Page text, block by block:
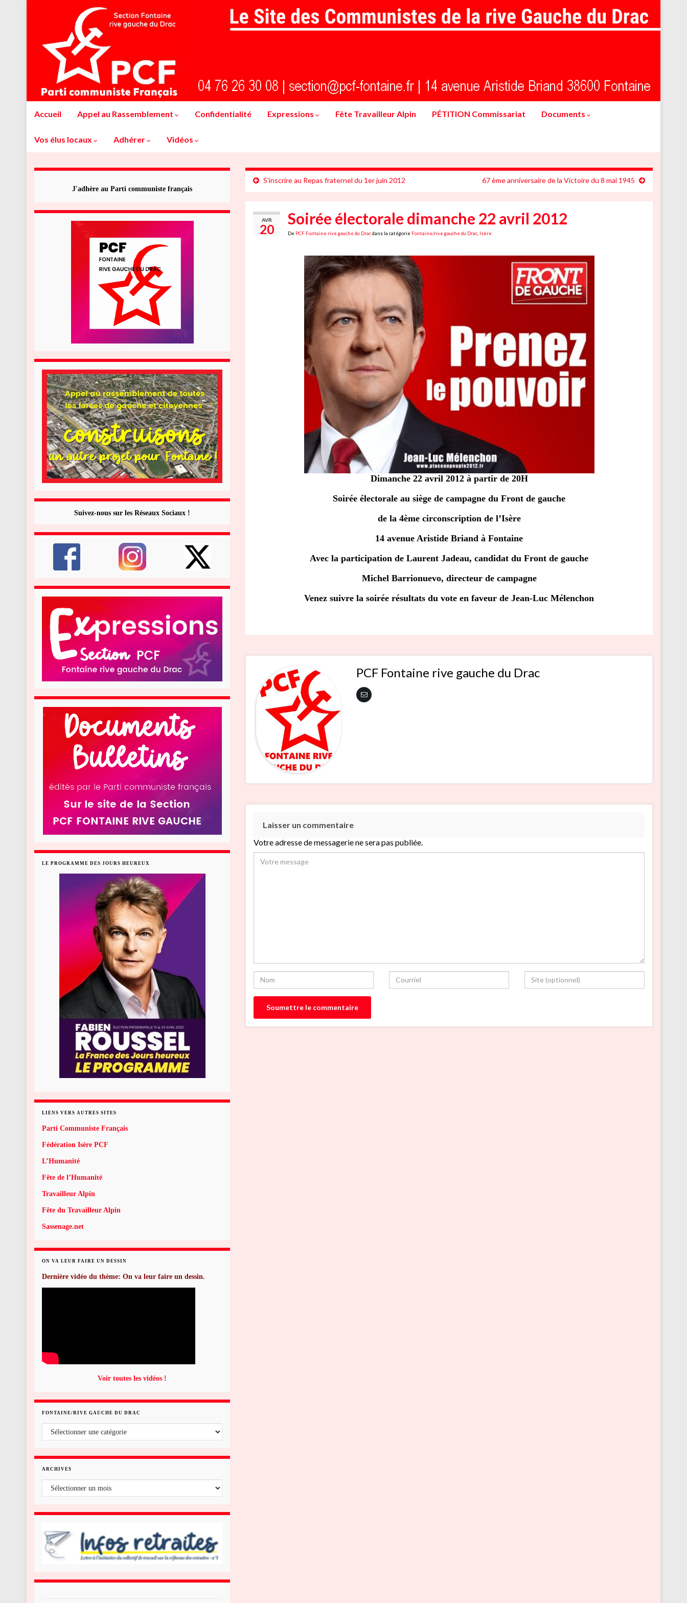
Accueil Appel au Rassemblement Confidentialité Expressions Fête Travailleur Alpin PÉTITION Commissariat Documents
Vos élus locaux Adhérer Vidéos
S’inscrire au Repas fraternel du 1er juin 2012 67 ème anniversaire de la Victoire du 8 mai 1945
AVR
20
Soirée électorale dimanche 22 avril 2012
De PCF Fontaine rive gauche du Dracdans la catégorie Fontaine/rive gauche du Drac Isère
Dimanche 22 avril 2012 à partir de 20H
Soirée électorale au siège de campagne du Front de gauche
de la 4ème circonscription de l’Isère
14 avenue Aristide Briand à Fontaine
Avec la participation de Laurent Jadeau, candidat du Front de gauche
Michel Barrionuevo, directeur de campagne
Venez suivre la soirée résultats du vote en faveur de Jean-Luc Mélenchon
PCF Fontaine rive gauche du Drac
Laisser un commentaire
Votre adresse de messagerie ne sera pas publiée.
J'adhère au Parti communiste français
Suivez-nous sur les Réseaux Sociaux !
LE PROGRAMME DES JOURS HEUREUX
LIENS VERS AUTRES SITES
Parti Communiste Français
Fédération Isère PCF
L’Humanité
Fête de l’Humanité
Travailleur Alpin
Fête du Travailleur Alpin
Sassenage.net
ON VA LEUR FAIRE UN DESSIN
Dernière vidéo du thème: On va leur faire un dessin.
Voir toutes les vidéos !
FONTAINE/RIVE GAUCHE DU DRAC
ARCHIVES